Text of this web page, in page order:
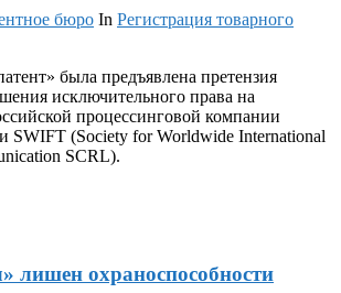
бюро In Регистрация товарного
была предъявлена претензия
исключительного права на
процессинговой компании
SWIFT (Society for Worldwide International
SCRL).
лишен охраноспособности